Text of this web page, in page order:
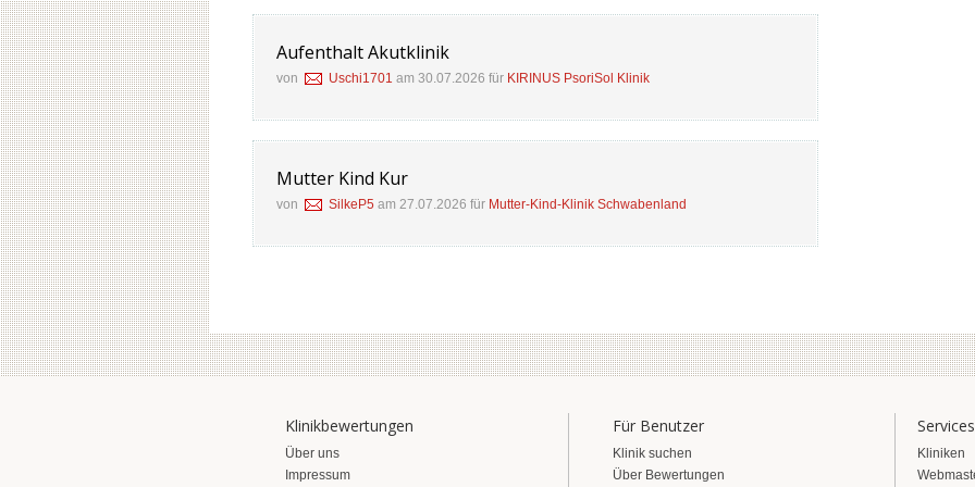
Aufenthalt Akutklinik
von Uschi1701 am 30.07.2026 für KIRINUS PsoriSol Klinik
Mutter Kind Kur
von SilkeP5 am 27.07.2026 für Mutter-Kind-Klinik Schwabenland
Klinikbewertungen
Über uns
Impressum
Für Benutzer
Klinik suchen
Über Bewertungen
Services
Kliniken